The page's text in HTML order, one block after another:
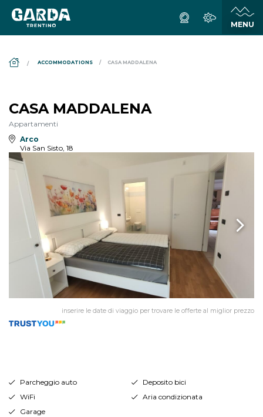
ACCOMMODATIONS CASA MADDALENA
CASA MADDALENA
Appartamenti
Arco
Via San Sisto, 18
inserire le date di viaggio per trovare le offerte al miglior prezzo
Parcheggio auto
Deposito bici
WiFi
Aria condizionata
Garage